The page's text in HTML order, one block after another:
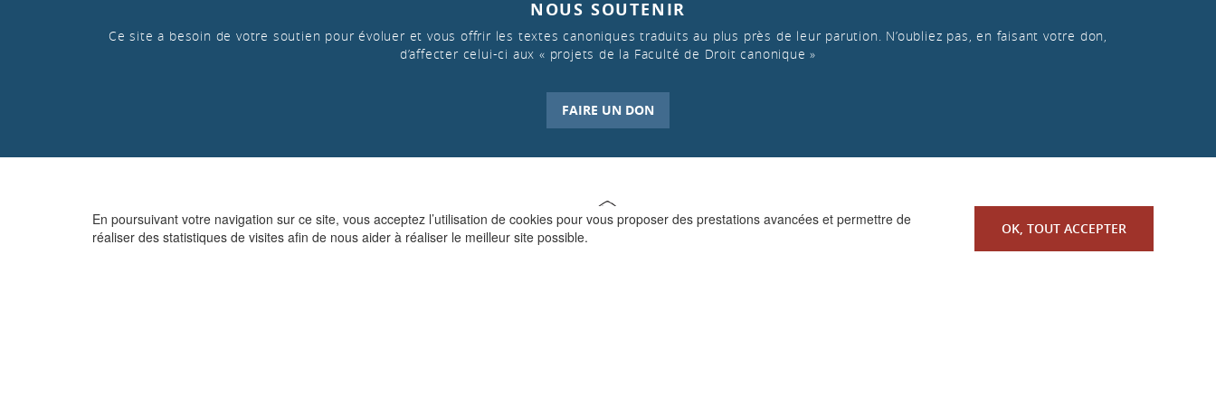
En poursuivant votre navigation sur ce site, vous acceptez l’utilisation de cookies pour vous proposer des prestations avancées et permettre de
réaliser des statistiques de visites afin de nous aider à réaliser le meilleur site possible.
OK, TOUT ACCEPTER
NOUS SOUTENIR
Ce site a besoin de votre soutien pour évoluer et vous offrir les textes canoniques traduits au plus près de leur parution. N’oubliez pas, en faisant votre don,
d’affecter celui-ci aux « projets de la Faculté de Droit canonique »
FAIRE UN DON